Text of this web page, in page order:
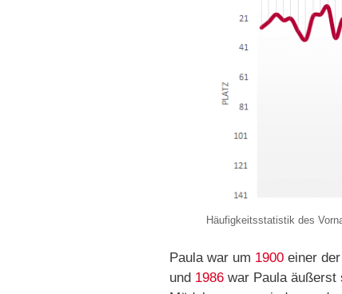
Häufigkeitsstatistik des
Paula war um 1900 einer
und 1986 war Paula äußerst